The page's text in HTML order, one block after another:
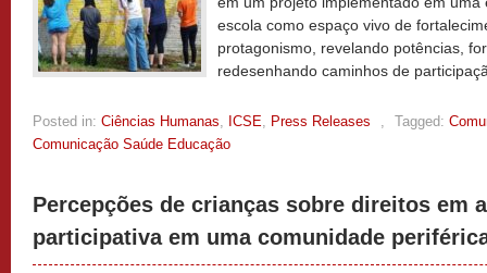
escola como espaço vivo de
protagonismo, revelando potências,
redesenhando caminhos de
Posted in: Ciências Humanas, ICSE, Press Releases , Tagged:
Comunicação Saúde Educação
Percepções de crianças sobre direitos em
participativa em uma comunidade